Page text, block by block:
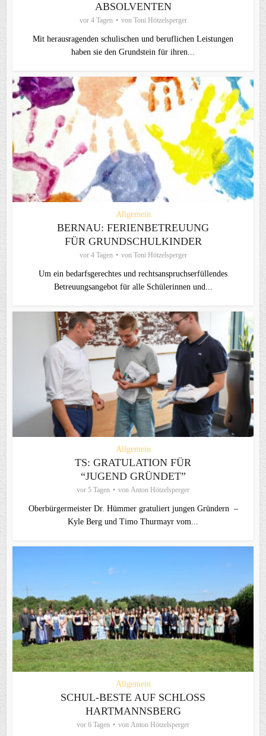
ABSOLVENTEN
vor 4 Tagen von Toni Hötzelsperger
Mit herausragenden schulischen und beruflichen Leistungen
haben sie den Grundstein für ihren...
Allgemein
BERNAU: FERIENBETREUUNG
FÜR GRUNDSCHULKINDER
vor 4 Tagen von Toni Hötzelsperger
Um ein bedarfsgerechtes und rechtsanspruchserfüllendes
Betreuungsangebot für alle Schülerinnen und...
Allgemein
TS: GRATULATION FÜR
“JUGEND GRÜNDET”
vor 5 Tagen von Anton Hötzelsperger
Oberbürgermeister Dr. Hümmer gratuliert jungen Gründern –
Kyle Berg und Timo Thurmayr vom...
Allgemein
SCHUL-BESTE AUF SCHLOSS
HARTMANNSBERG
vor 6 Tagen von Anton Hötzelsperger